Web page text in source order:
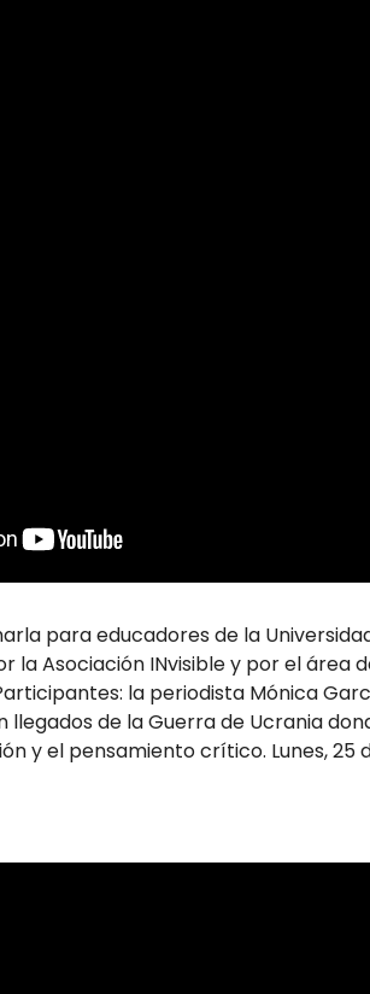
para educadores de la
la Asociación INvisible y por el
la periodista Mónica
llegados de la Guerra de Ucrania
y el pensamiento crítico. Lunes, 25